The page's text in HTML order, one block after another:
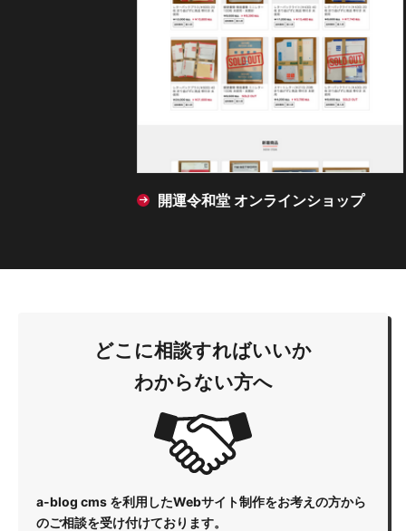
開運令和堂 オンラインショップ
どこに相談すればいいか
わからない方へ
a-blog cms を利用したWebサイト制作をお考えの方から
のご相談を受け付けております。